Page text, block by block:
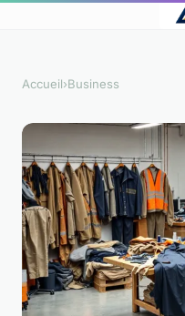
Accueil›Business